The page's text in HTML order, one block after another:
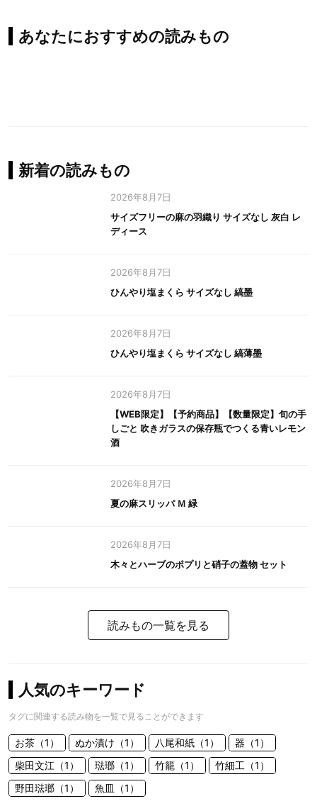
あなたにおすすめの読みもの
新着の読みもの
2026年8月7日
サイズフリーの麻の羽織り サイズなし 灰白 レ
ディース
2026年8月7日
ひんやり塩まくら サイズなし 縞墨
2026年8月7日
ひんやり塩まくら サイズなし 縞薄墨
2026年8月7日
【WEB限定】【予約商品】【数量限定】旬の手
しごと 吹きガラスの保存瓶でつくる青いレモン
酒
2026年8月7日
夏の麻スリッパ Ｍ 緑
2026年8月7日
木々とハーブのポプリと硝子の蓋物 セット
読みもの一覧を見る
人気のキーワード
タグに関連する読み物を一覧で見ることができます
お茶（1） ぬか漬け（1） 八尾和紙（1）
器（1）
柴田文江（1）
琺瑯（1） 竹籠（1）
竹細工（1）
野田琺瑯（1）
魚皿（1）